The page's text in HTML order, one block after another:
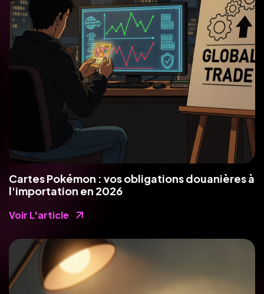
Cartes Pokémon : vos obligations douanières à
l'importation en 2026
Voir L'article